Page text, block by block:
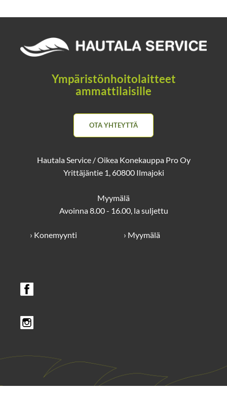
Ympäristönhoitolaitteet
ammattilaisille
OTA YHTEYTTÄ
Hautala Service / Oikea Konekauppa Pro Oy
Yrittäjäntie 1, 60800 Ilmajoki
Myymälä
Avoinna 8.00 - 16.00, la suljettu
› Konemyynti › Myymälä